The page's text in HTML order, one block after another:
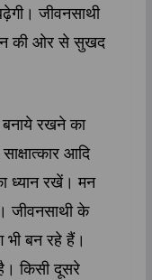
जीवनसाथी
की ओर से सुखद
रखने का
आदि
ध्यान रखें। मन
जीवनसाथी के
भी बन रहे हैं।
किसी दूसरे